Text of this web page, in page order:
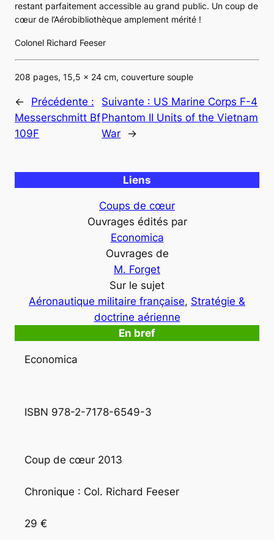
restant parfaitement accessible au grand public. Un coup de
cœur de l’Aérobibliothèque amplement mérité !
Colonel Richard Feeser
208 pages, 15,5 x 24 cm, couverture souple
←
Précédente :
Messerschmitt Bf
109F
Suivante : US Marine Corps F-4
Phantom II Units of the Vietnam
War
→
Liens
Coups de cœur
Ouvrages édités par
Economica
Ouvrages de
M. Forget
Sur le sujet
Aéronautique militaire française, Stratégie &
doctrine aérienne
En bref
Economica
ISBN 978-2-7178-6549-3
Coup de cœur 2013
Chronique : Col. Richard Feeser
29 €